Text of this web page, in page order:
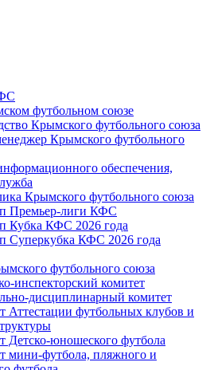
футбольном союзе
Крымского футбольного союза
Крымского футбольного
обеспечения,
Крымского футбольного союза
Премьер-лиги КФС
Кубка КФС 2026 года
Суперкубка КФС 2026 года
футбольного союза
инспекторский комитет
дисциплинарный комитет
Аттестации футбольных клубов и
Детско-юношеского футбола
мини-футбола, пляжного и